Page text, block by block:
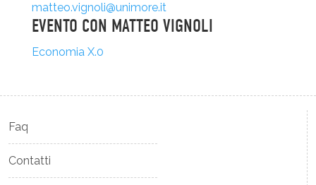
matteo.vignoli@unimore.it
EVENTO CON MATTEO VIGNOLI
Economia X.0
Faq
Contatti